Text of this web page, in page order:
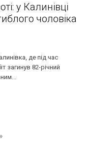
у Калинівці
чоловіка
де під час
загинув 82-річний